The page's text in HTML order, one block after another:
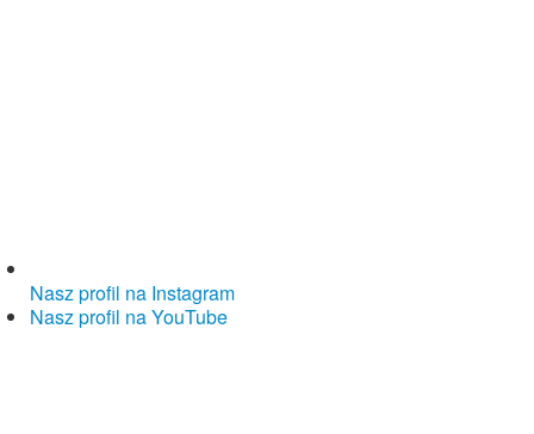
Nasz profil na Instagram
Nasz profil na YouTube